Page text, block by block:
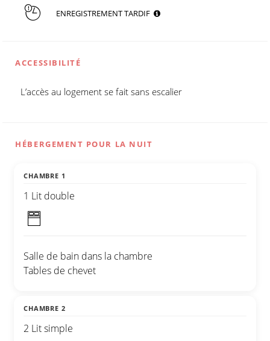
ENREGISTREMENT TARDIF
ACCESSIBILITÉ
L’accès au logement se fait sans escalier
HÉBERGEMENT POUR LA NUIT
CHAMBRE 1
1 Lit double
Salle de bain dans la chambre
Tables de chevet
CHAMBRE 2
2 Lit simple